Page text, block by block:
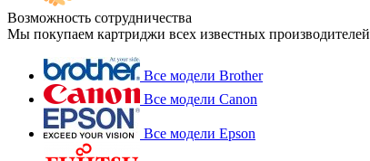
Возможность сотрудничества
Мы покупаем картриджи всех известных производителей
Все модели Brother
Все модели Canon
Все модели Epson